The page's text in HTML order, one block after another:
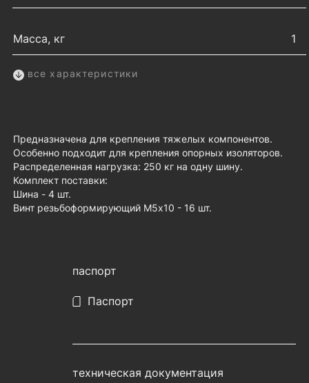
Масса, кг 1
все характеристики
Предназначена для крепления тяжелых компонентов.
Особенно подходит для крепления опорных изоляторов.
Распределенная нагрузка: 250 кг на одну шину.
Комплект поставки:
Шина - 4 шт.
Винт резьбоформирующий М5х10 - 16 шт.
паспорт
Паспорт
техническая документация